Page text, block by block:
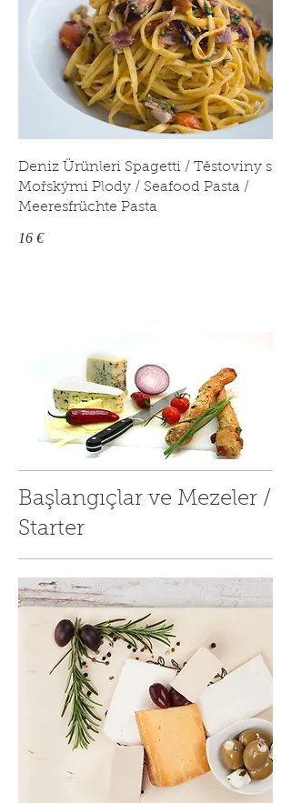
Deniz Ürünleri Spagetti / Těstoviny s
Mořskými Plody / Seafood Pasta /
Meeresfrüchte Pasta
16 €
Başlangıçlar ve Mezeler /
Starter